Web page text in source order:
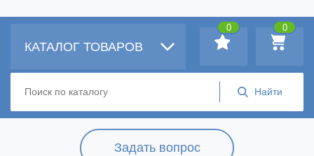
Задать вопрос
КАТАЛОГ ТОВАРОВ
0
0